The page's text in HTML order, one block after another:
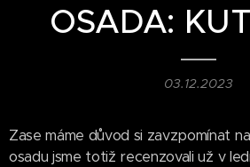
OSADA:
03.12.2023
Zase máme důvod si zavzpomínat
osadu jsme totiž recenzovali už v